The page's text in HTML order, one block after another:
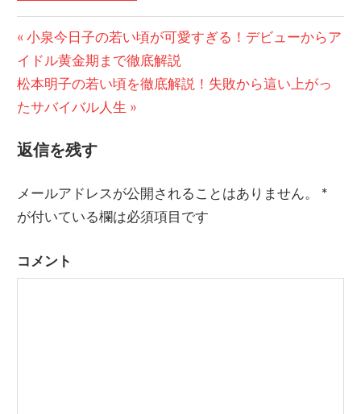
投
稿
ナ
ビ
ゲ
ー
ョ
前
の
記
事:
小泉今日子の若い頃が可愛すぎる！デビューからア
イドル黄金期まで徹底解説
次
の
事:
松本明子の若い頃を徹底解説！失敗から這い上がっ
たサバイバル人生
返信を残す
メールアドレスが公開されることはありません。
*
が付いている欄は必須項目です
コメント